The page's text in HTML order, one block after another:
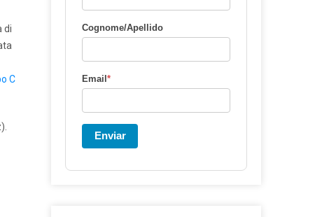
di
C
Cognome/Apellido
Email *
Enviar